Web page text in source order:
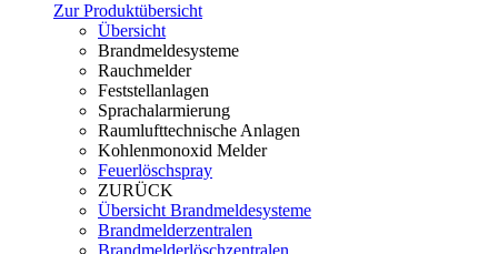
Zur Produktübersicht
Übersicht
Brandmeldesysteme
Rauchmelder
Feststellanlagen
Sprachalarmierung
Raumlufttechnische Anlagen
Kohlenmonoxid Melder
Feuerlöschspray
ZURÜCK
Übersicht Brandmeldesysteme
Brandmelderzentralen